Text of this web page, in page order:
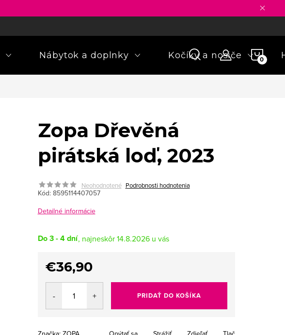
Nábytok a doplnky Kočíky a nosiče
Zopa Dřevěná
pirátská loď, 2023
Neohodnotené Podrobnosti hodnotenia
Kód: 8595114407057
Detailné informácie
Do 3 - 4 dní 14.8.2026
€36,90
Jednotková
PRIDAŤ DO KOŠÍKA